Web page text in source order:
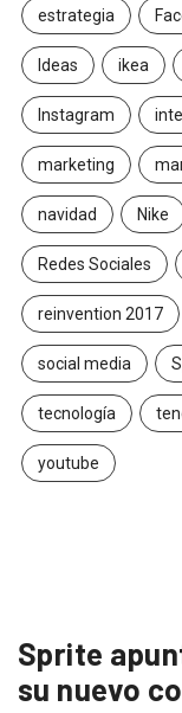
estrategia
Ideas ikea
Instagram
marketing
navidad Nike
Redes Sociales
reinvention 2017
social media
tecnología
youtube
Sprite
su nuevo